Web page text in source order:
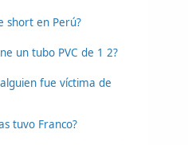
short en Perú?
un tubo PVC de 1 2?
fue víctima de
tuvo Franco?